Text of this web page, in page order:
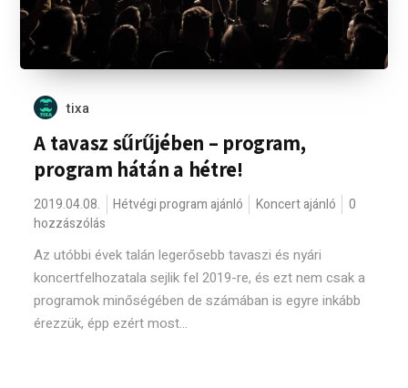
tixa
A tavasz sűrűjében – program,
program hátán a hétre!
2019.04.08. Hétvégi program ajánló Koncert ajánló
0
hozzászólás
Az utóbbi évek talán legerősebb tavaszi és nyári
koncertfelhozatala sejlik fel 2019-re, és ezt nem csak a
programok minőségében de számában is egyre inkább
érezzük, épp ezért most...